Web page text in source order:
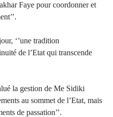
Faye pour coordonner et
‘’une tradition
de l’Etat qui transcende
la gestion de Me Sidiki
au sommet de l’Etat, mais
de passation’’.